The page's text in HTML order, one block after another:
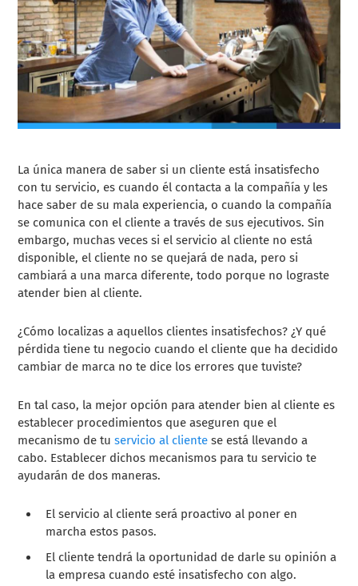
La única manera de saber si un cliente está insatisfecho
con tu servicio, es cuando él contacta a la compañía y les
hace saber de su mala experiencia, o cuando la compañía
se comunica con el cliente a través de sus ejecutivos. Sin
embargo, muchas veces si el servicio al cliente no está
disponible, el cliente no se quejará de nada, pero si
cambiará a una marca diferente, todo porque no lograste
atender bien al cliente.
¿Cómo localizas a aquellos clientes insatisfechos? ¿Y qué
pérdida tiene tu negocio cuando el cliente que ha decidido
cambiar de marca no te dice los errores que tuviste?
En tal caso, la mejor opción para atender bien al cliente es
establecer procedimientos que aseguren que el
mecanismo de tuservicio al cliente se está llevando a
cabo. Establecer dichos mecanismos para tu servicio te
ayudarán de dos maneras.
El servicio al cliente será proactivo al poner en
marcha estos pasos.
El cliente tendrá la oportunidad de darle su opinión a
la empresa cuando esté insatisfecho con algo.